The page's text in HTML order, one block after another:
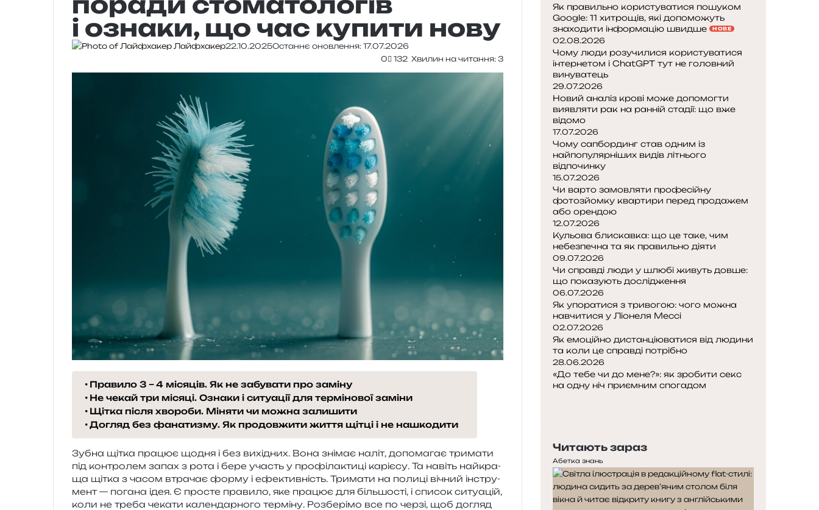
і ознаки, що час купити нову
Лайфхакер22.10.2025Останнє оновлення: 17.07.2026
0
132 Хвилин на читання: 3
Правило 3 – 4 місяців. Як не забувати про заміну
Не чекай три місяці. Ознаки і ситуації для термінової заміни
Щітка після хвороби. Міняти чи можна залишити
Догляд без фанатизму. Як продовжити життя щітці і не нашкодити
Зубна щітка пра­цює щодня і без вихі­дних. Вона зні­має наліт, допо­ма­гає три­ма­ти
під кон­тро­лем запах з рота і бере участь у про­фі­ла­кти­ці карі­є­су. Та навіть най­кра­
ща щітка з часом втра­чає форму і ефе­ктив­ність. Тримати на поли­ці вічний інстру­
мент — пога­на ідея. Є про­сте пра­ви­ло, яке пра­цює для біль­шо­сті, і спи­сок ситу­а­цій,
коли не треба чека­ти кален­дар­но­го тер­мі­ну. Розберімо все по черзі, щоб догляд
Як правильно користуватися пошуком
Google: 11 хитрощів, які допоможуть
знаходити інформацію швидше
НОВЕ
02.08.2026
Чому люди розучилися користуватися
інтернетом і ChatGPT тут не головний
винуватець
29.07.2026
Новий аналіз крові може допомогти
виявляти рак на ранній стадії: що вже
відомо
17.07.2026
Чому сапбординг став одним із
найпопулярніших видів літнього
відпочинку
15.07.2026
Чи варто замовляти професійну
фотозйомку квартири перед продажем
або орендою
12.07.2026
Кульова блискавка: що це таке, чим
небезпечна та як правильно діяти
09.07.2026
Чи справді люди у шлюбі живуть довше:
що показують дослідження
06.07.2026
Як упоратися з тривогою: чого можна
навчитися у Ліонеля Мессі
02.07.2026
Як емоційно дистанціюватися від людини
та коли це справді потрібно
28.06.2026
«До тебе чи до мене?»: як зробити секс
на одну ніч приємним спогадом
Читають зараз
Абетка знань